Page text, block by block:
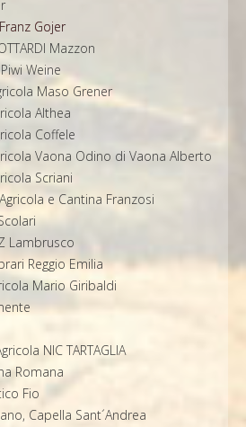
Gojer
Mazzon
Weine
Maso Grener
Althea
Coffele
Vaona Odino di Vaona Alberto
Scriani
e Cantina Franzosi
Lambrusco
Reggio Emilia
Mario Giribaldi
NIC TARTAGLIA
Romana
Fio
Capella Sant´Andrea